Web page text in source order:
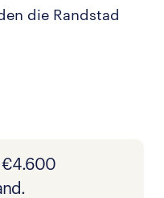
die Randstad
€4.600